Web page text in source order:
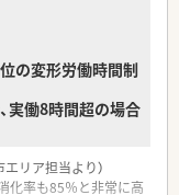
の変形労働時間制
働8時間超の場合
リア担当より）
化率も85％と非常に高